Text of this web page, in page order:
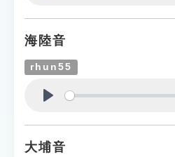
海陸音
rhun55
大埔音